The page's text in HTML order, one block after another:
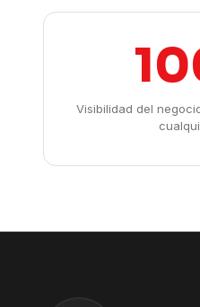
Visibilidad del